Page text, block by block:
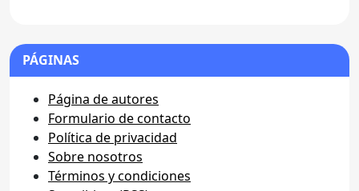
PÁGINAS
Página de autores
Formulario de contacto
Política de privacidad
Sobre nosotros
Términos y condiciones